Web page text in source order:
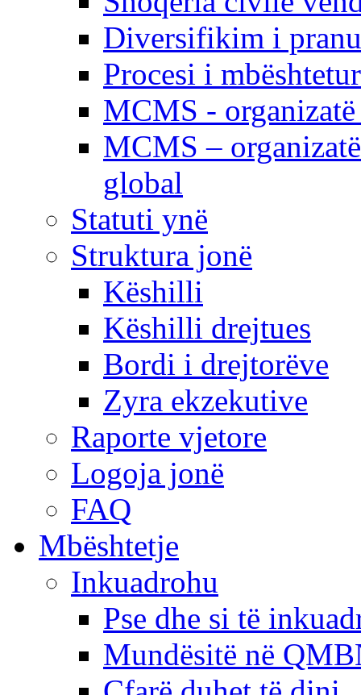
Diversifikim i
Procesi i
MCMS -
MCMS –
global
Statuti ynë
Struktura jonë
Këshilli
Këshilli drejtues
Bordi i drejtorëve
Zyra ekzekutive
Raporte vjetore
Logoja jonë
FAQ
Mbështetje
Inkuadrohu
Pse dhe si të
Mundësitë në